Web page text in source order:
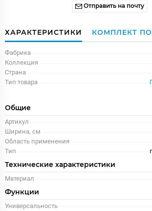
Отправить на почту
ХАРАКТЕРИСТИКИ КОМПЛЕКТ
Фабрика
Коллекция
Страна
Тип товара
Общие
Артикул
Ширина, см
Область применения
Тип
Технические характеристики
Материал
Функции
Универсальность